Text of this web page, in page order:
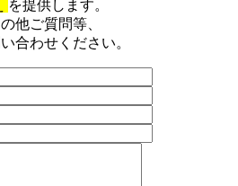
を提供します。
他ご質問等、​
合わせください。​